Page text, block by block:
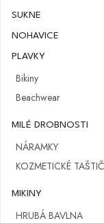
SUKNE
NOHAVICE
PLAVKY
Bikiny
Beachwear
MILÉ DROBNOSTI
NÁRAMKY
KOZMETICKÉ
MIKINY
HRUBÁ BAVLNA